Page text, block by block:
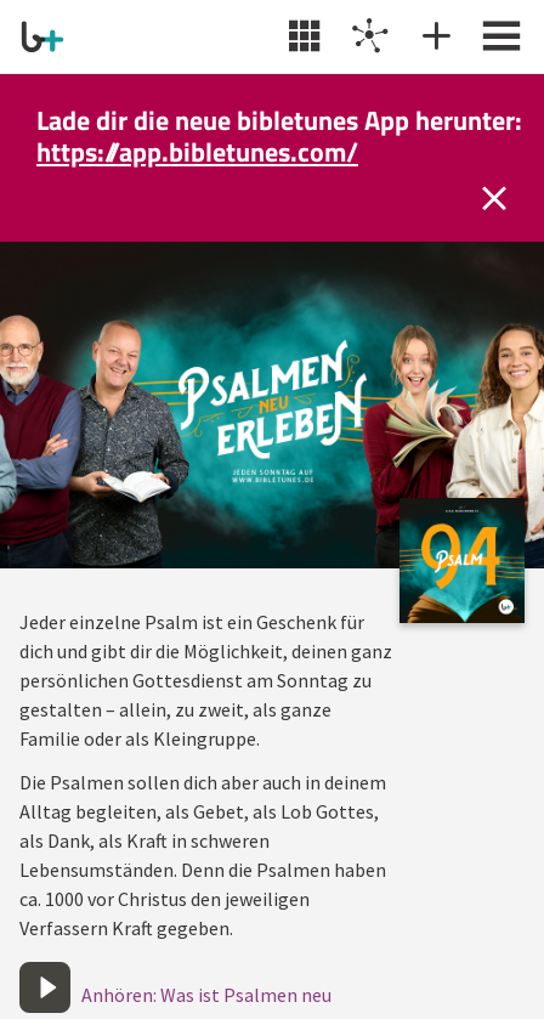
Lade dir die neue bibletunes App herunter:
https://app.bibletunes.com/
Jeder einzelne Psalm ist ein Geschenk für
dich und gibt dir die Möglichkeit, deinen ganz
persönlichen Gottesdienst am Sonntag zu
gestalten – allein, zu zweit, als ganze
Familie oder als Kleingruppe.
Die Psalmen sollen dich aber auch in deinem
Alltag begleiten, als Gebet, als Lob Gottes,
als Dank, als Kraft in schweren
Lebensumständen. Denn die Psalmen haben
ca. 1000 vor Christus den jeweiligen
Verfassern Kraft gegeben.
Anhören: Was ist Psalmen neu